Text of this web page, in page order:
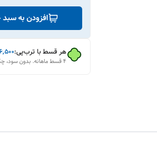
افزودن به
هر قسط با ترب‌پی:
۴ قسط ماهانه. بدون سود، چک و ضامن.